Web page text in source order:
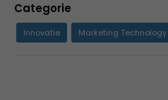
Categorie
Innovatie Marketing Technology